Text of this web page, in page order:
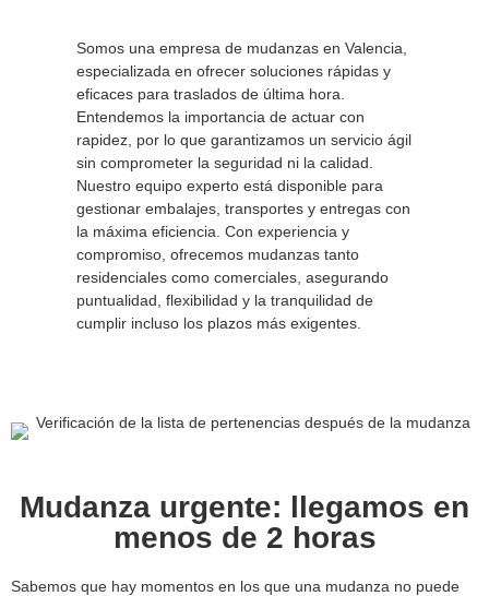
Somos una empresa de mudanzas en Valencia,
especializada en ofrecer soluciones rápidas y
eficaces para traslados de última hora.
Entendemos la importancia de actuar con
rapidez, por lo que garantizamos un servicio ágil
sin comprometer la seguridad ni la calidad.
Nuestro equipo experto está disponible para
gestionar embalajes, transportes y entregas con
la máxima eficiencia. Con experiencia y
compromiso, ofrecemos mudanzas tanto
residenciales como comerciales, asegurando
puntualidad, flexibilidad y la tranquilidad de
cumplir incluso los plazos más exigentes.
Mudanza urgente: llegamos en
menos de 2 horas
Sabemos que hay momentos en los que una mudanza no puede